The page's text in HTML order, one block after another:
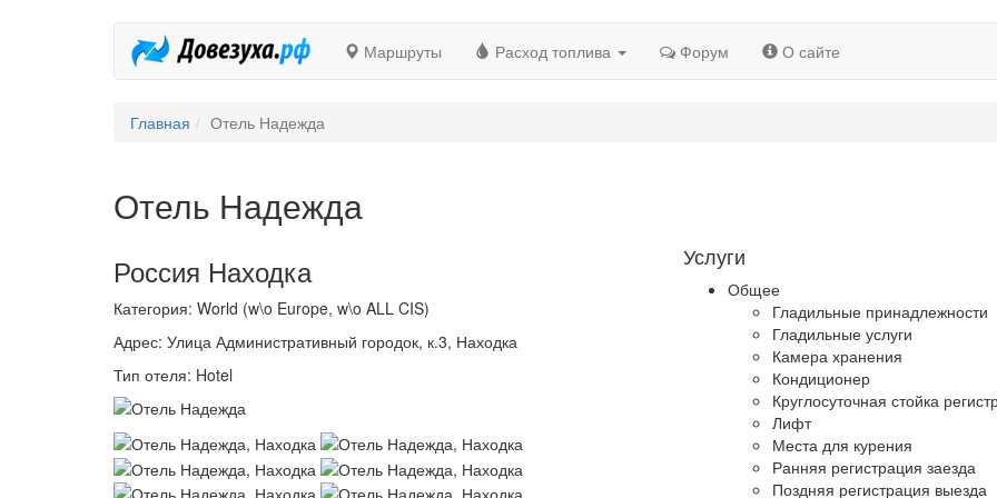
Маршруты Расход топлива Форум О сайте
Главная Отель Надежда
Отель Надежда
Россия Находка
Категория: World (w\o Europe, w\o ALL CIS)
Адрес: Улица Административный городок, к.3, Находка
Тип отеля: Hotel
Услуги
Общее
Гладильные принадлежности
Гладильные услуги
Камера хранения
Кондиционер
Круглосуточная стойка
Лифт
Места для курения
Ранняя регистрация заезда
Поздняя регистрация выезда